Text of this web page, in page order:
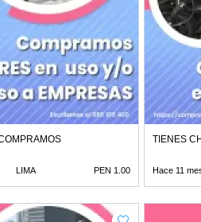
LIMA PEN 1.00
TIENES
Hace 11